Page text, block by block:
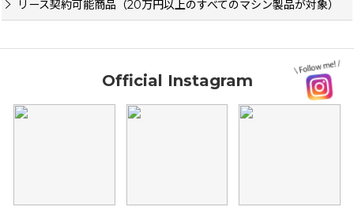
リース契約可能商品（20万円以上のすべてのマシン製品が対象）
Official Instagram